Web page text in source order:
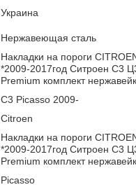
Украина
Нержавеющая сталь
Накладки на пороги
*2009-2017год Ситроен С3
Premium комплект
C3 Picasso 2009-
Citroen
Накладки на пороги
*2009-2017год Ситроен С3
Premium комплект
Picasso